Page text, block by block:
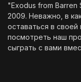
"Exodus from
2009. Неважно, в
оставаться в
посмотреть наш
сыграть с вами